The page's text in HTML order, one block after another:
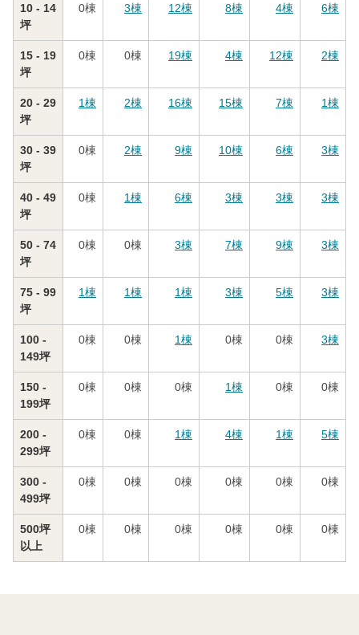
10 - 14
坪
0棟 3棟 12棟 8棟 4棟 6棟
15 - 19
坪
0棟 0棟 19棟 4棟 12棟 2棟
20 - 29
坪
1棟 2棟 16棟 15棟 7棟 1棟
30 - 39
坪
0棟 2棟 9棟 10棟 6棟 3棟
40 - 49
坪
0棟 1棟 6棟 3棟 3棟 3棟
50 - 74
坪
0棟 0棟 3棟 7棟 9棟 3棟
75 - 99
坪
1棟 1棟 1棟 3棟 5棟 3棟
100 -
149坪
0棟 0棟 1棟 0棟 0棟 3棟
150 -
199坪
0棟 0棟 0棟 1棟 0棟 0棟
200 -
299坪
0棟 0棟 1棟 4棟 1棟 5棟
300 -
499坪
0棟 0棟 0棟 0棟 0棟 0棟
500坪
以上
0棟 0棟 0棟 0棟 0棟 0棟